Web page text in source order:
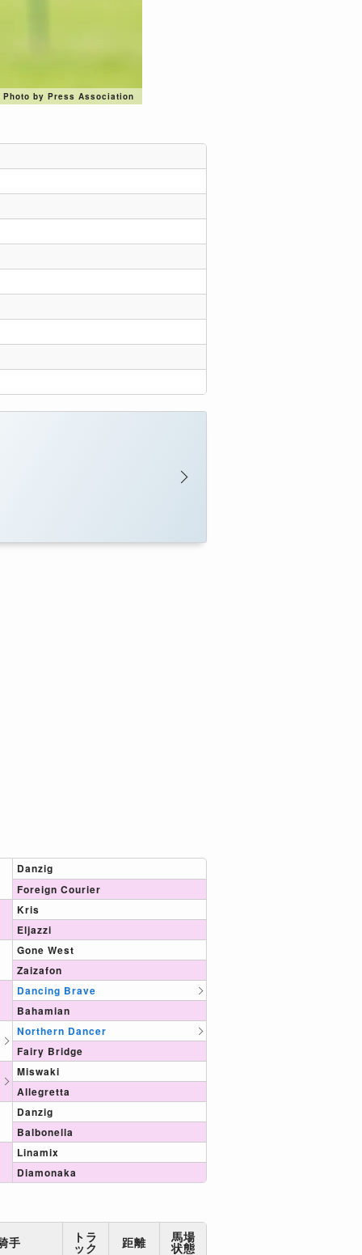
Photo by Press Association
Danzig
Foreign Courier
Kris
Eljazzi
Gone West
Zaizafon
Dancing Brave
Bahamian
Northern Dancer
Fairy Bridge
Miswaki
Allegretta
Danzig
Balbonella
Linamix
Diamonaka
手 トラ
ック 距離 馬場
状態